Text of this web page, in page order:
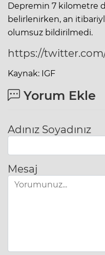
Depremin 7 kilometre
belirlenirken, an
olumsuz bildirilmedi.
https://
Kaynak: IGF
Yorum Ekle
Adınız Soyadınız
Mesaj